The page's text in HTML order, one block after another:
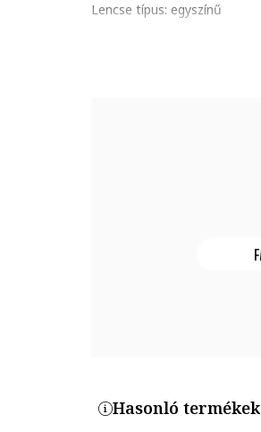
Lencse típus: egyszínű
Hasonló termékek